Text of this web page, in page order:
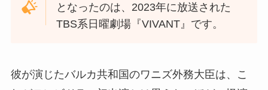
となったのは、2023年に放送された
TBS系日曜劇場『VIVANT』です。
彼が演じたバルカ共和国のワニズ外務大臣は、こ